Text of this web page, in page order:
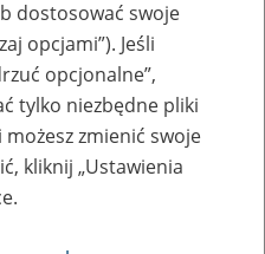
zakładanie profili
firmy
dostosować swoje
opcjami”). Jeśli
opcjonalne”,
tylko niezbędne pliki
zmienić swoje
kliknij „Ustawienia